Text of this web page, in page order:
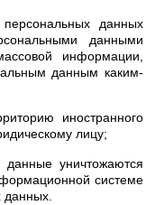
данных
данными
информации,
данным каким-
иностранного
лицу;
уничтожаются
системе
данных.